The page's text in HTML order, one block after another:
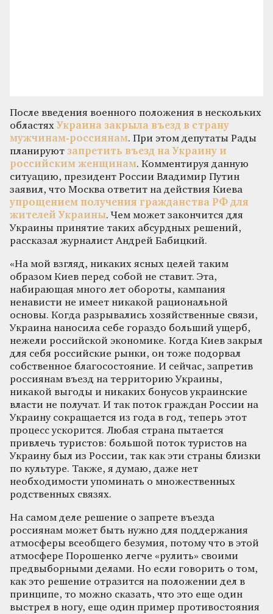
После введения военного положения в нескольких
областях Украина закрыла въезд в страну
мужчинам-россиянам. При этом депутаты Рады
планируют запретить въезд на Украину и
российским женщинам. Комментируя данную
ситуацию, президент России Владимир Путин
заявил, что Москва ответит на действия Киева
упрощением получения гражданства РФ для
жителей Украины. Чем может закончится для
Украины принятие таких абсурдных решений,
рассказал журналист Андрей Бабицкий.
«На мой взгляд, никаких ясных целей таким
образом Киев перед собой не ставит. Эта,
набирающая много лет обороты, кампания
ненависти не имеет никакой рациональной
основы. Когда разрывались хозяйственные связи,
Украина наносила себе гораздо больший ущерб,
нежели российской экономике. Когда Киев закрыл
для себя российские рынки, он тоже подорвал
собственное благосостояние. И сейчас, запретив
россиянам въезд на территорию Украины,
никакой выгоды и никаких бонусов украинские
власти не получат. И так поток граждан России на
Украину сокращается из года в год, теперь этот
процесс ускорится. Любая страна пытается
привлечь туристов: большой поток туристов на
Украину был из России, так как эти страны близки
по культуре. Также, я думаю, даже нет
необходимости упоминать о множественных
родственных связях.
На самом деле решение о запрете въезда
россиянам может быть нужно для поддержания
атмосферы всеобщего безумия, потому что в этой
атмосфере Порошенко легче «рулить» своими
предвыборными делами. Но если говорить о том,
как это решение отразится на положении дел в
принципе, то можно сказать, что это еще один
выстрел в ногу, еще один пример противостояния